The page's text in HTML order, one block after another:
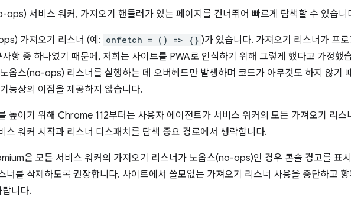
ops) 서비스 워커, 가져오기 핸들러가 있는 페이지를 건너뛰어 빠르게 탐색할 수 있습니
가져오기 리스너 (예: onfetch = () => {} )가 있습니다. 가져오기 리스너가 프
항 중 하나였기 때문에, 저희는 사이트를 PWA로 인식하기 위해 그렇게 했다고 가정했
옵스(no-ops) 리스너를 실행하는 데 오버헤드만 발생하며 코드가 아무것도 하지 않기
능상의 이점을 제공하지 않습니다.
높이기 위해 Chrome 112부터는 사용자 에이전트가 서비스 워커의 모든 가져오기 리스
워커 시작과 리스너 디스패치를 탐색 중요 경로에서 생략합니다.
은 모든 서비스 워커의 가져오기 리스너가 노옵스(no-ops)인 경우 콘솔 경고를 표
너를 삭제하도록 권장합니다. 사이트에서 쓸모없는 가져오기 리스너 사용을 중단하고 향
니다.